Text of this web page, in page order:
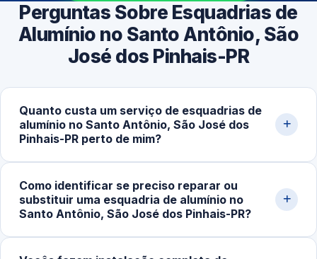
Perguntas Sobre Esquadrias de
Alumínio no Santo Antônio, São
José dos Pinhais-PR
Quanto custa um serviço de esquadrias de
alumínio no Santo Antônio, São José dos
Pinhais-PR perto de mim?
acabamento e complexidade. Preços começam em
R$180,00 e chegam a R$800,00 ou mais em projetos
Como identificar se preciso reparar ou
substituir uma esquadria de alumínio no
Santo Antônio, São José dos Pinhais-PR?